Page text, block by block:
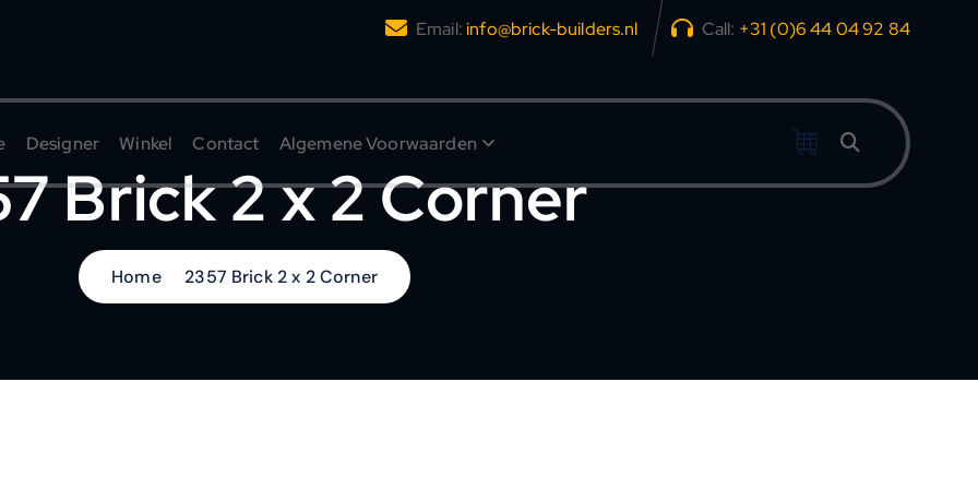
Email:info@brick-builders.nl Call: +31 (0)6 44 04 92 84
Designer Winkel Contact Algemene Voorwaarden
Brick 2 x 2 Corner
Home 2357 Brick 2 x 2 Corner